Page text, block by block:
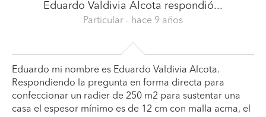
Eduardo Valdivia Alcota respondió...
Particular - hace 9 años
Eduardo mi nombre es Eduardo Valdivia Alcota.
Respondiendo la pregunta en forma directa para
confeccionar un radier de 250 m2 para sustentar una
casa el espesor mínimo es de 12 cm con malla acma, el